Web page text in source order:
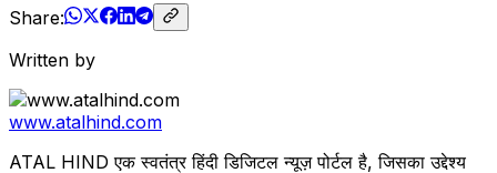
Share:
Written by
www.atalhind.com
ATAL HIND एक स्वतंत्र हिंदी डिजिटल न्यूज़ पोर्टल है, जिसका उद्देश्य